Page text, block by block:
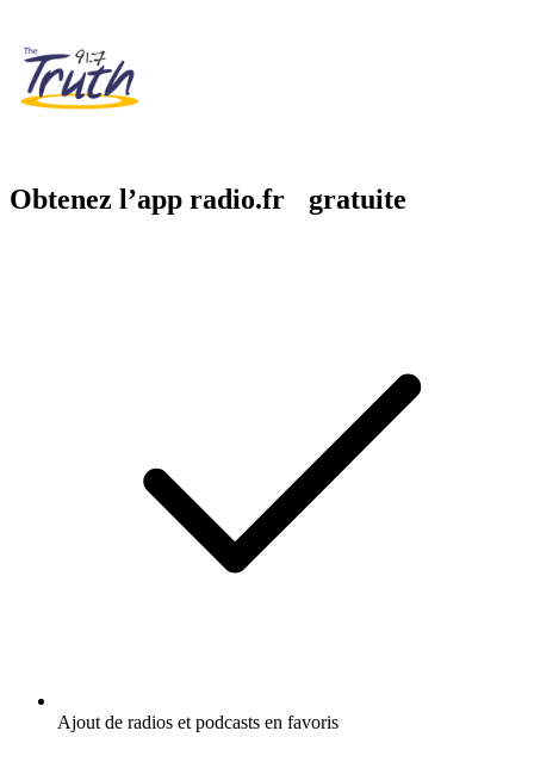
Obtenez l’app radio.fr gratuite
Ajout de radios et podcasts en favoris